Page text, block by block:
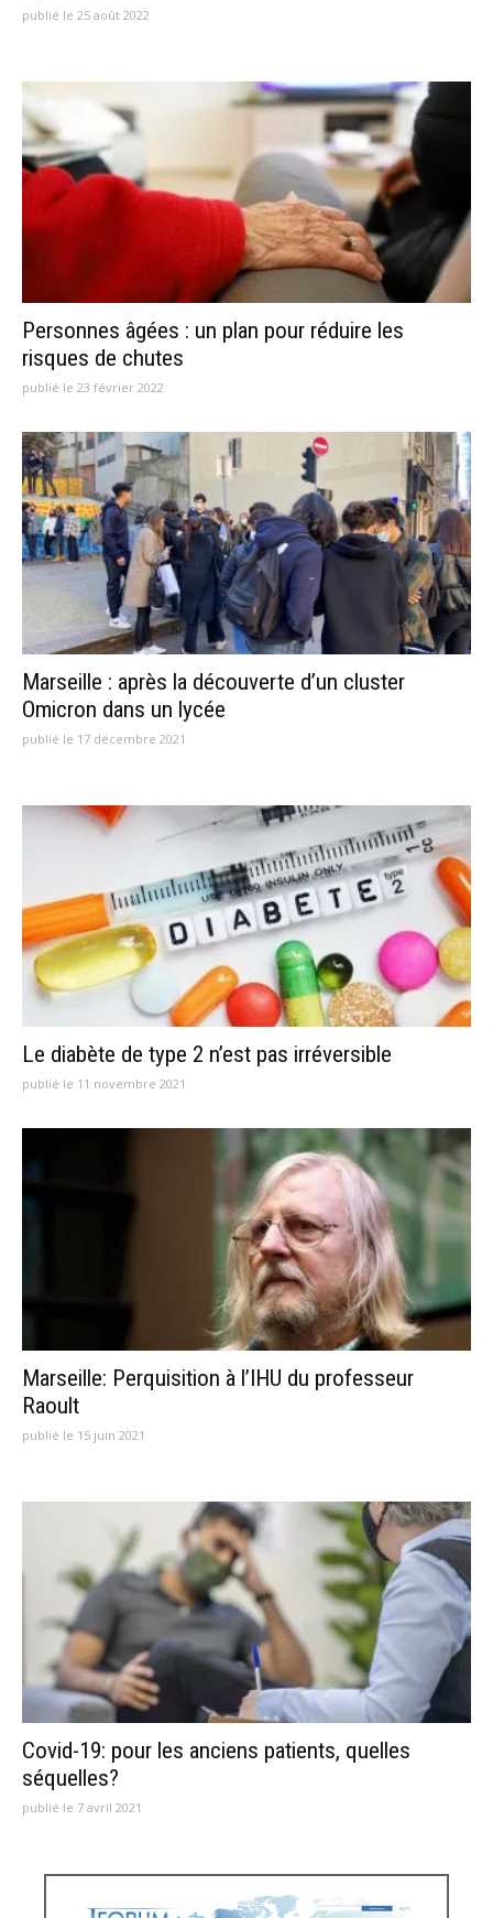
publié le 25 août 2022
Personnes âgées : un plan pour réduire les
risques de chutes
publié le 23 février 2022
Marseille : après la découverte d’un cluster
Omicron dans un lycée
publié le 17 décembre 2021
Le diabète de type 2 n’est pas irréversible
publié le 11 novembre 2021
Marseille: Perquisition à l’IHU du professeur
Raoult
publié le 15 juin 2021
Covid-19: pour les anciens patients, quelles
séquelles?
publié le 7 avril 2021